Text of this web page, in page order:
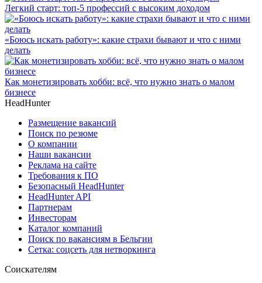
Легкий старт: топ-5 профессий с высоким доходом
«Боюсь искать работу»: какие страхи бывают и что с ними
делать
Как монетизировать хобби: всё, что нужно знать о малом
бизнесе
HeadHunter
Размещение вакансий
Поиск по резюме
О компании
Наши вакансии
Реклама на сайте
Требования к ПО
Безопасный HeadHunter
HeadHunter API
Партнерам
Инвесторам
Каталог компаний
Поиск по вакансиям в Бельгии
Сетка: соцсеть для нетворкинга
Соискателям